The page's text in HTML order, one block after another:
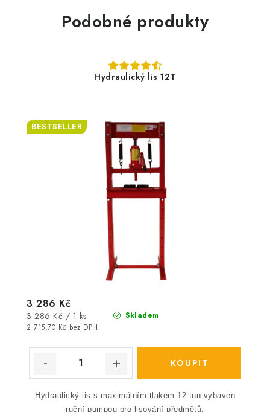
Podobné produkty
Hydraulický lis 12T
BESTSELLER
Skladem
2 715,70 Kč bez DPH
3 286 Kč
Měrná
cena:
3 286 Kč / 1 ks
Hydraulický lis s maximálním tlakem 12 tun vybaven
ruční pumpou pro lisování předmětů.